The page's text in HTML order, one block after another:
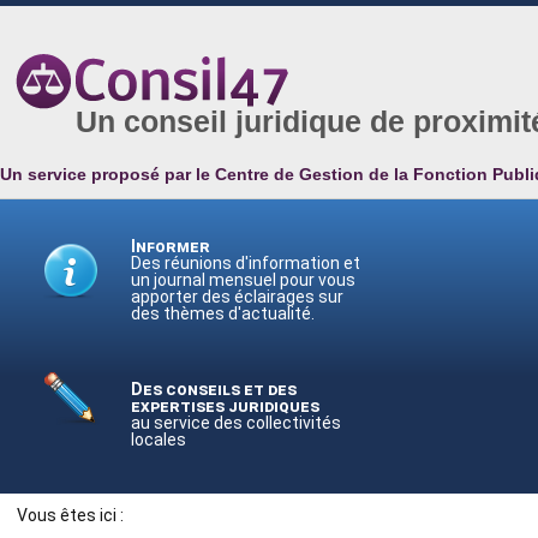
Informer
Des réunions d'information et
un journal mensuel pour vous
apporter des éclairages sur
des thèmes d'actualité.
Des conseils et des
expertises juridiques
au service des collectivités
locales
Un conseil juridique de
Un service proposé par le Centre de Gestion de la Fonction
Vous êtes ici :